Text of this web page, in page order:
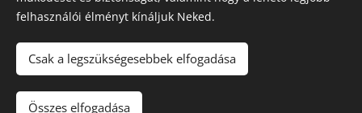
© 2021 Flos Floris Közéleti Egyesület
felhasználói élményt kínáljuk Neked.
Csak a legszükségesebbek elfogadása
Összes elfogadása